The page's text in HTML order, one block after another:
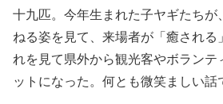
十九匹。今年生まれた子ヤギたちが
ねる姿を見て、来場者が「癒される
れを見て県外から観光客やボランテ
ットになった。何とも微笑ましい話